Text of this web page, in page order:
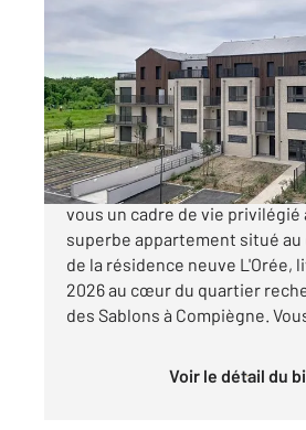
COMPIEGNE 60
Ref : 18191
Appartement F3 à
285 000 €
APPARTEMENT T3 NEUF -
vous un cadre de vie privilégié
superbe appartement situé
de la résidence neuve L'Orée,
2026 au cœur du quartier
des Sablons à Compiègne.
Voir le détail du